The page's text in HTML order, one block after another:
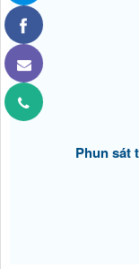
Phun sát